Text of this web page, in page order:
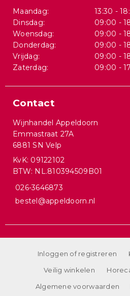
Maandag:
13:30 -
Dinsdag:
09:00 -
Woensdag:
09:00 -
Donderdag:
09:00 -
Vrijdag:
09:00 -
Zaterdag:
09:00 -
Contact
Wijnhandel Appeldoorn
Emmastraat 27A
6881 SN Velp
KvK: 09122102
BTW: NL.810394509B01
026-3646873
bestel@appeldoorn.nl
Inloggen of registreren
Veilig winkelen
Algemene voorwaarden